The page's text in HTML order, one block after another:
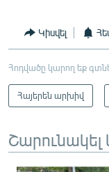
Կիսվել
Հոդվածը կարող եք
Հայերեն արխիվ
Շարունակել